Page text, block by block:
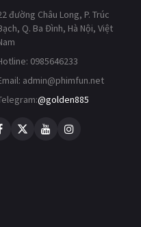
đường Châu Long, P. Trúc
Q. Ba Đình, Hà Nội, Việt
0985646233
admin@phimfun.net
@golden885